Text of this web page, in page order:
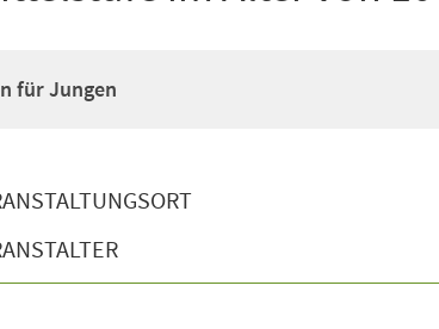
für Jungen